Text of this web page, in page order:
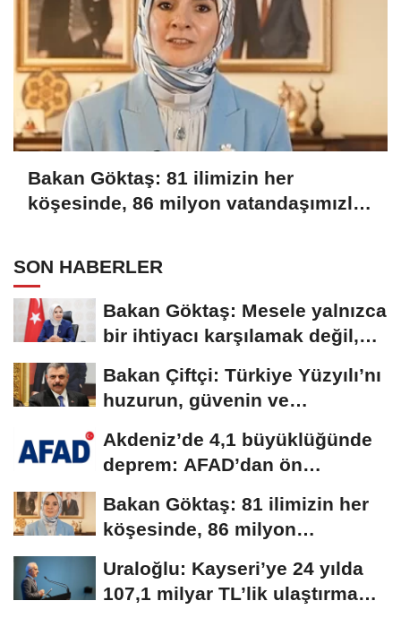
Bakan Göktaş: 81 ilimizin her
köşesinde, 86 milyon vatandaşımızla
SON HABERLER
Bakan Göktaş: Mesele yalnızca
bir ihtiyacı karşılamak değil,
Bakan Çiftçi: Türkiye Yüzyılı’nı
huzurun, güvenin ve
Akdeniz’de 4,1 büyüklüğünde
deprem: AFAD’dan ön
Bakan Göktaş: 81 ilimizin her
köşesinde, 86 milyon
Uraloğlu: Kayseri’ye 24 yılda
107,1 milyar TL’lik ulaştırma